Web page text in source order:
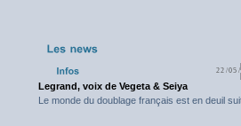
22/
Legrand, voix de Vegeta & Seiya
Le monde du doublage français est en deuil